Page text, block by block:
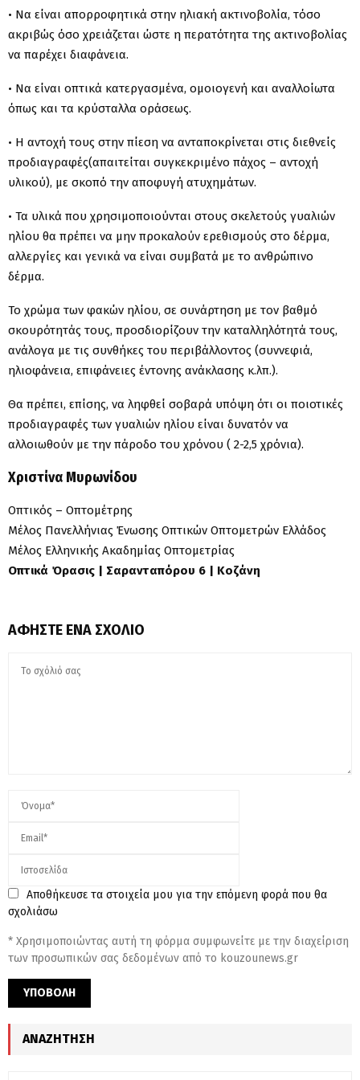
• Να είναι απορροφητικά στην ηλιακή ακτινοβολία, τόσο
ακριβώς όσο χρειάζεται ώστε η περατότητα της ακτινοβολίας
να παρέχει διαφάνεια.
• Να είναι οπτικά κατεργασμένα, ομοιογενή και αναλλοίωτα
όπως και τα κρύσταλλα οράσεως.
• Η αντοχή τους στην πίεση να ανταποκρίνεται στις διεθνείς
προδιαγραφές(απαιτείται συγκεκριμένο πάχος – αντοχή
υλικού), με σκοπό την αποφυγή ατυχημάτων.
• Τα υλικά που χρησιμοποιούνται στους σκελετούς γυαλιών
ηλίου θα πρέπει να μην προκαλούν ερεθισμούς στο δέρμα,
αλλεργίες και γενικά να είναι συμβατά με το ανθρώπινο
δέρμα.
Το χρώμα των φακών ηλίου, σε συνάρτηση με τον βαθμό
σκουρότητάς τους, προσδιορίζουν την καταλληλότητά τους,
ανάλογα με τις συνθήκες του περιβάλλοντος (συννεφιά,
ηλιοφάνεια, επιφάνειες έντονης ανάκλασης κ.λπ.).
Θα πρέπει, επίσης, να ληφθεί σοβαρά υπόψη ότι οι ποιοτικές
προδιαγραφές των γυαλιών ηλίου είναι δυνατόν να
αλλοιωθούν με την πάροδο του χρόνου ( 2-2,5 χρόνια).
Χριστίνα Μυρωνίδου
Οπτικός – Οπτομέτρης
Μέλος Πανελλήνιας Ένωσης Οπτικών Οπτομετρών Ελλάδος
Μέλος Ελληνικής Ακαδημίας Οπτομετρίας
Οπτικά Όρασις | Σαρανταπόρου 6 | Κοζάνη
ΑΦΉΣΤΕ ΈΝΑ ΣΧΌΛΙΟ
Αποθήκευσε τα στοιχεία μου για την επόμενη φορά που θα
σχολιάσω
* Χρησιμοποιώντας αυτή τη φόρμα συμφωνείτε με την διαχείριση
των προσωπικών σας δεδομένων από το kouzounews.gr
ΑΝΑΖΉΤΗΣΗ